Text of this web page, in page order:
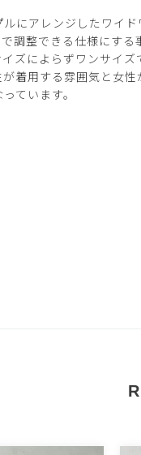
にアレンジしたワイド
調整できる仕様にする
ズによらずワンサイズ
着用する雰囲気と女性
ています。